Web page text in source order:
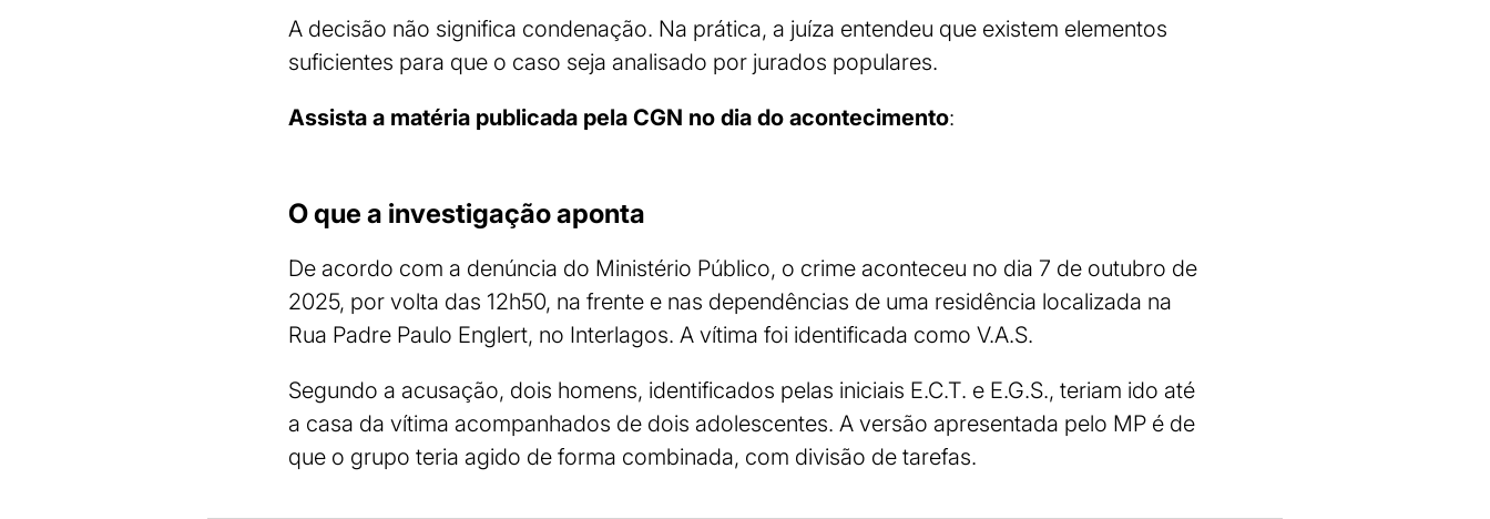
A decisão não significa condenação. Na prática, a juíza entendeu que existem elementos
suficientes para que o caso seja analisado por jurados populares.
Assista a matéria publicada pela CGN no dia do acontecimento:
O que a investigação aponta
De acordo com a denúncia do Ministério Público, o crime aconteceu no dia 7 de outubro de
2025, por volta das 12h50, na frente e nas dependências de uma residência localizada na
Rua Padre Paulo Englert, no Interlagos. A vítima foi identificada como V.A.S.
Segundo a acusação, dois homens, identificados pelas iniciais E.C.T. e E.G.S., teriam ido até
a casa da vítima acompanhados de dois adolescentes. A versão apresentada pelo MP é de
que o grupo teria agido de forma combinada, com divisão de tarefas.